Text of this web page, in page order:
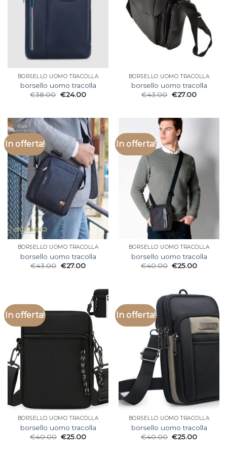
BORSELLO UOMO TRACOLLA
borsello uomo tracolla
€38.00 €24.00
BORSELLO UOMO TRACOLLA
borsello uomo tracolla
€43.00 €27.00
In offerta!
BORSELLO UOMO TRACOLLA
borsello uomo tracolla
€43.00 €27.00
In offerta!
BORSELLO UOMO TRACOLLA
borsello uomo tracolla
€40.00 €25.00
In offerta!
BORSELLO UOMO TRACOLLA
borsello uomo tracolla
€40.00 €25.00
In offerta!
BORSELLO UOMO TRACOLLA
borsello uomo tracolla
€40.00 €25.00